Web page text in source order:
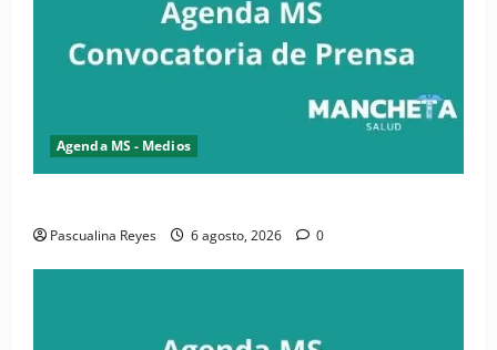
Agenda MS - Medios
Pascualina Reyes 6 agosto, 2026 0